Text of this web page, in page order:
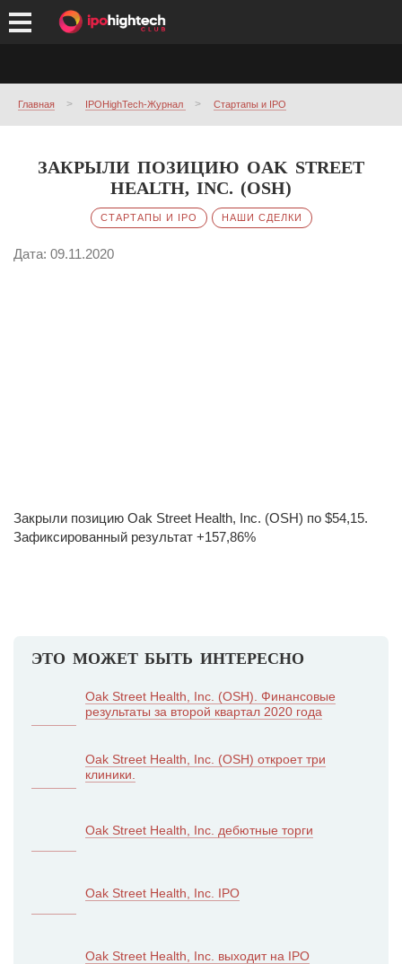
Главная IPOHighTech-Журнал Стартапы и IPO
ЗАКРЫЛИ ПОЗИЦИЮ OAK STREET
HEALTH, INC. (OSH)
СТАРТАПЫ И IPO НАШИ СДЕЛКИ
Дата: 09.11.2020
Закрыли позицию Oak Street Health, Inc. (OSH) по $54,15.
Зафиксированный результат +157,86%
ЭТО МОЖЕТ БЫТЬ ИНТЕРЕСНО
Oak Street Health, Inc. (OSH). Финансовые
результаты за второй квартал 2020 года
Oak Street Health, Inc. (OSH) откроет три
клиники.
Oak Street Health, Inc. дебютные торги
Oak Street Health, Inc. IPO
Oak Street Health, Inc. выходит на IPO